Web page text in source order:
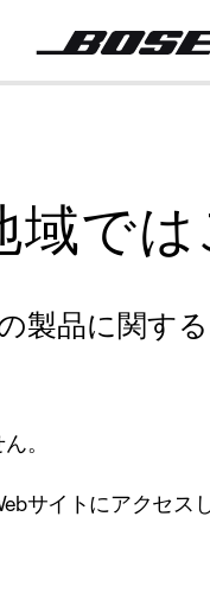
域で
製品に関す
。
サイトにアクセ